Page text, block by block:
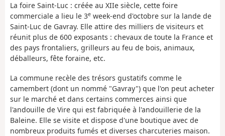
La foire Saint-Luc : créée au XIIe siècle, cette foire
commerciale a lieu le 3e week-end d'octobre sur la lande de
Saint-Luc de Gavray. Elle attire des milliers de visiteurs et
réunit plus de 600 exposants : chevaux de toute la France et
des pays frontaliers, grilleurs au feu de bois, animaux,
déballeurs, fête foraine, etc.
La commune recèle des trésors gustatifs comme le
camembert (dont un nommé "Gavray") que l'on peut acheter
sur le marché et dans certains commerces ainsi que
l'andouille de Vire qui est fabriquée à l'andouillerie de la
Baleine. Elle se visite et dispose d'une boutique avec de
nombreux produits fumés et diverses charcuteries maison.